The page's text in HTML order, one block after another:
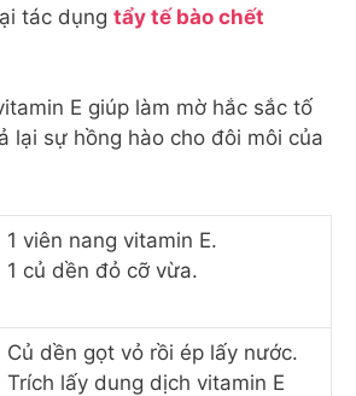
tác dụng tẩy tế bào chết
E giúp làm mờ hắc sắc tố
lại sự hồng hào cho đôi môi của
1 viên nang vitamin E.
1 củ dền đỏ cỡ vừa.
Củ dền gọt vỏ rồi ép lấy nước.
Trích lấy dung dịch vitamin E